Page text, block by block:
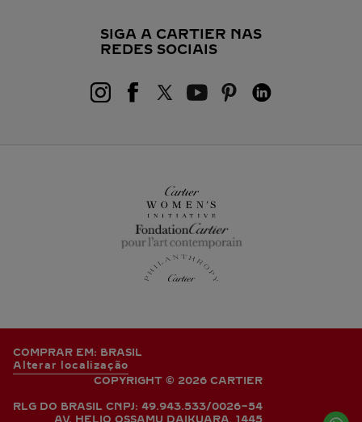
SIGA A CARTIER NAS
REDES SOCIAIS
COMPRAR EM: BRASIL
Alterar localização
COPYRIGHT © 2026 CARTIER
RLG DO BRASIL CNPJ: 49.943.533/0026-54